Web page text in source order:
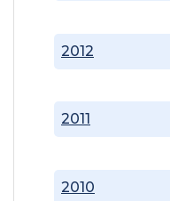
2010
2011
2012